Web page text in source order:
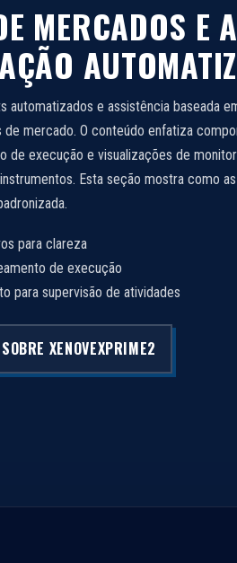
MERCADOS E
automatizados e assistência baseada
mercado. O conteúdo enfatiza
de execução e visualizações de
Esta seção mostra como
para clareza
de execução
para supervisão de atividades
SOBRE XENOVEXPRIME2